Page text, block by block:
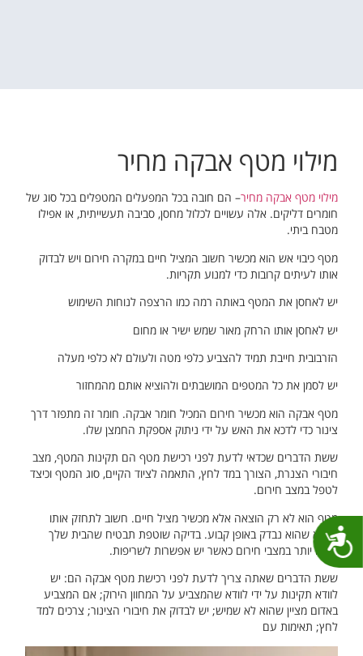
נגישות
מילוי מטף אבקה מחיר
מילוי מטף אבקה מחיר– הם חובה בכל המפעלים המטפלים בכל סוג של
חומרים דליקים. אלה עשויים לכלול מחסן, סביבה תעשייתית, או אפילו
מטבח ביתי.
מטף כיבוי אש הוא מכשיר חשוב המציל חיים במקרה חירום ויש לבדוק
אותו לעיתים קרובות כדי למנוע תקריות.
יש לאחסן את המטף באותה רמה כמו הרצפה לנוחות השימוש
יש לאחסן אותו הרחק מאור שמש ישיר או מחום
הזרבובית חייבת תמיד להצביע כלפי מטה ולעולם לא כלפי מעלה
יש לסמן את כל המטפים המושבתים ולהוציא אותם מהמחזור
מטף אבקה הוא מכשיר חירום המכיל חומר אבקה. חומר זה מתפזר דרך
צינור כדי לדכא את האש על ידי ניתוק אספקת החמצן שלו.
ששת הדברים שכדאי לדעת לפני רכישת מטף הם תקינות המטף, מצב
חיבורי הצנרת, הצורך במד לחץ, התאמה לציוד הקיים, סוג המטף וכיצד
לטפל במצב חירום.
מטף הוא לא רק הוצאה אלא מכשיר מציל חיים. חשוב לתחזק אותו
ולוודא שהוא נבדק באופן קבוע. בדיקה שוטפת תבטיח שהבית שלך
בטוח יותר במצבי חירום כאשר יש אפשרות לשריפות.
ששת הדברים שאתה צריך לדעת לפני רכישת מטף אבקה הם: יש
לוודא תקינות על ידי לוודא שהמצביע על המחוון הירוק; אם המצביע
באדום מציין שהוא לא שמיש; יש לבדוק את חיבורי הצינור; צרכים למד
לחץ; תאימות עם